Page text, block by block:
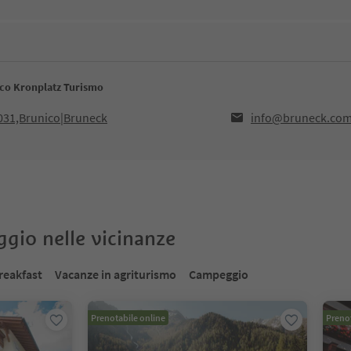
Kronplatz Turismo
nelle vicinanze
Vacanze in agriturismo Campeggio
Prenotabile online